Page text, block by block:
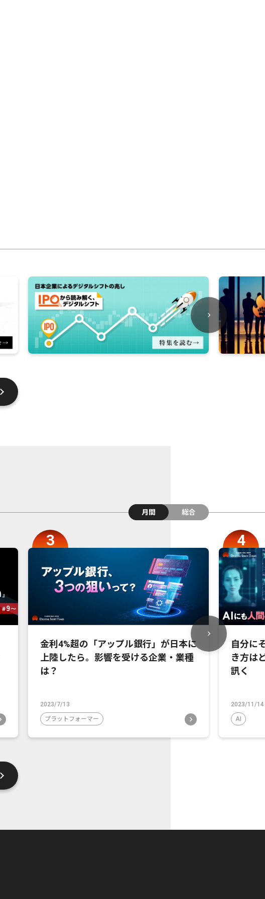
月間
総合
金利4%超の「アップル銀行」が日本に
上陸したら。影響を受ける企業・業種
は？
2023/7/13
プラットフォーマー
自分に
き方は
訊く
2023/11/14
AI